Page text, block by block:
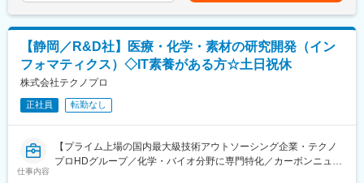
変更の範囲：会社の定める業務
・NGSを用いた遺伝子解析法開発
・健康予測情報サービス事業に関するインフォマティクス
・材料開発における最適な合成ルート、触媒探索
＜1800種類以上の研修プログラム＞
Excelなどのビジネススキル向上の講座から分析機器の取り扱い方
関する研修まで、レベルに合わせて受講可能。オンライン受講が
可能のため、働きながらも学べます。
【静岡／R&D社】医療・化学・素材の研究開発（イン
フォマティクス）◇IT素養がある方☆土日祝休
株式会社テクノプロ
正社員 転勤なし
仕事内容
【プライム上場の国内最大級技術アウトソーシング企業・テクノ
プロHDグループ／化学・バイオ分野に専門特化／カーボンニュー